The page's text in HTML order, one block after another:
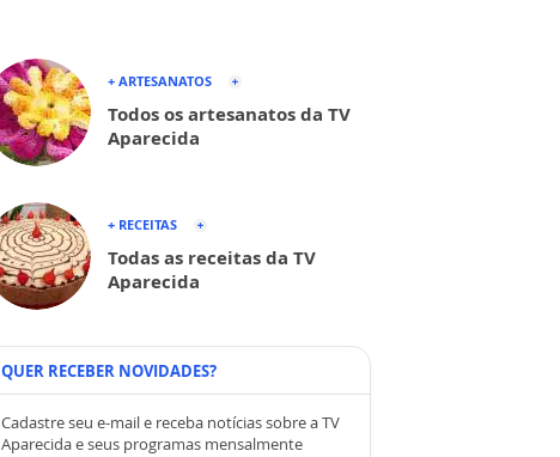
+ ARTESANATOS
Todos os artesanatos da TV
Aparecida
+ RECEITAS
Todas as receitas da TV
Aparecida
QUER RECEBER NOVIDADES?
Cadastre seu e-mail e receba notícias sobre a TV
Aparecida e seus programas mensalmente